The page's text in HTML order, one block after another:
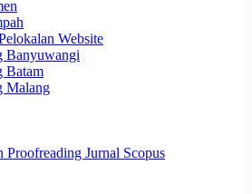
Website
Banyuwangi
Batam
Malang
Proofreading Jurnal Scopus